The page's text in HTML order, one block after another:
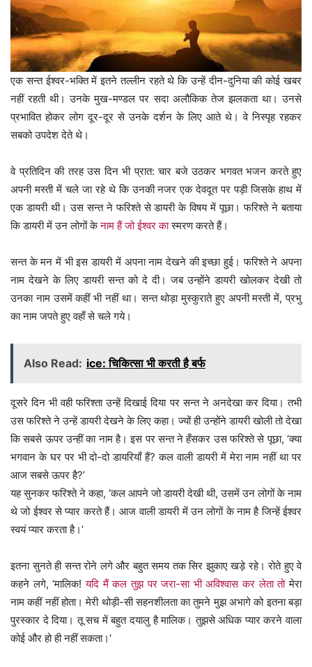
एक सन्त ईश्वर-भक्ति में इतने तल्लीन रहते थे कि उन्हें दीन-दुनिया की कोई खबर
नहीं रहती थी। उनके मुख-मण्डल पर सदा अलौकिक तेज झलकता था। उनसे
प्रभावित होकर लोग दूर-दूर से उनके दर्शन के लिए आते थे। वे निस्पृह रहकर
सबको उपदेश देते थे।
वे प्रतिदिन की तरह उस दिन भी प्रात: चार बजे उठकर भगवत भजन करते हुए
अपनी मस्ती में चले जा रहे थे कि उनकी नजर एक देवदूत पर पड़ी जिसके हाथ में
एक डायरी थी। उस सन्त ने फरिश्ते से डायरी के विषय में पूछा। फरिश्ते ने बताया
कि डायरी में उन लोगों केनाम हैं जो ईश्वर कास्मरण करते हैं।
सन्त के मन में भी इस डायरी में अपना नाम देखने की इच्छा हुई। फरिश्ते ने अपना
नाम देखने के लिए डायरी सन्त को दे दी। जब उन्होंने डायरी खोलकर देखी तो
उनका नाम उसमें कहीं भी नहीं था। सन्त थोड़ा मुस्कुराते हुए अपनी मस्ती में, प्रभु
का नाम जपते हुए वहाँ से चले गये।
Also Read: ice: चिकित्सा भी करती है बर्फ
दूसरे दिन भी वही फरिश्ता उन्हें दिखाई दिया पर सन्त ने अनदेखा कर दिया। तभी
उस फरिश्ते ने उन्हें डायरी देखने के लिए कहा। ज्यों ही उन्होंने डायरी खोली तो देखा
कि सबसे ऊपर उन्हीं का नाम है। इस पर सन्त ने हँसकर उस फरिश्ते से पूछा, ‘क्या
भगवान के घर पर भी दो-दो डायरियाँ हैं? कल वाली डायरी में मेरा नाम नहीं था पर
आज सबसे ऊपर है?’
यह सुनकर फरिश्ते ने कहा, ‘कल आपने जो डायरी देखी थी, उसमें उन लोगों के नाम
थे जो ईश्वर से प्यार करते हैं। आज वाली डायरी में उन लोगों के नाम है जिन्हें ईश्वर
स्वयं प्यार करता है।‘
इतना सुनते ही सन्त रोने लगे और बहुत समय तक सिर झुकाए खड़े रहे। रोते हुए वे
कहने लगे, ‘मालिक!यदि मैं कल तुझ पर जरा-सा भी अविश्वास कर लेता तोमेरा
नाम कहीं नहीं होता। मेरी थोड़ी-सी सहनशीलता का तुमने मुझ अभागे को इतना बड़ा
पुरस्कार दे दिया। तू सच में बहुत दयालु है मालिक। तुझसे अधिक प्यार करने वाला
कोई और हो ही नहीं सकता।‘